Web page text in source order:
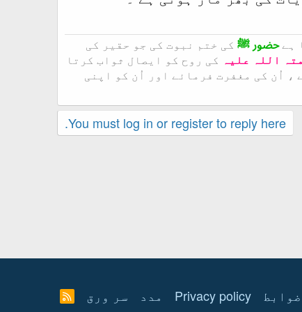
ہےحضور ﷺ کی ختم نبوت کی جو حقیر کی
اللہ علیہ کی روح کو ایصال ثواب کرتا
، اُن کی مغفرت فرمائے اور اُن کو اپنی
You must log in or register to reply here.
Privacy policy مدد سر ورق
R